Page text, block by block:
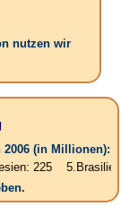
nutzen wir
(in Millionen):
187